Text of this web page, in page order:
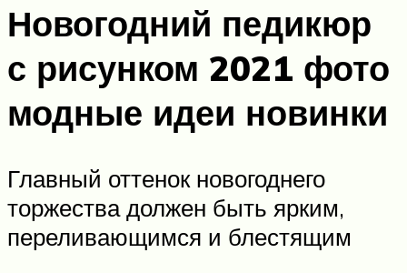
Новогодний педикюр
с рисунком 2021 фото
модные идеи новинки
Главный оттенок новогоднего
торжества должен быть ярким,
переливающимся и блестящим